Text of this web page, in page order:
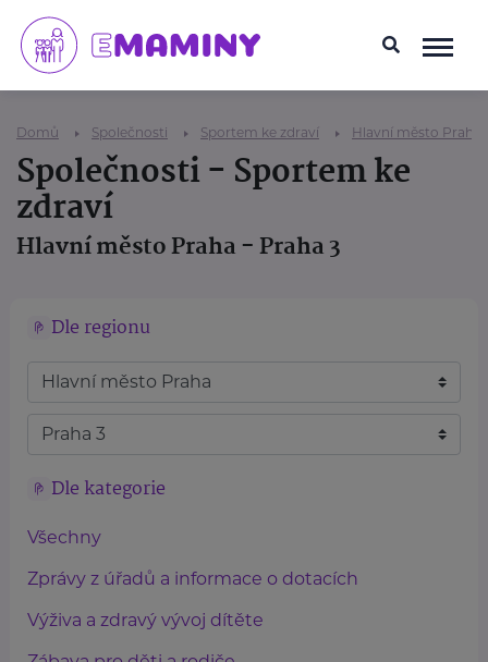
Domů Společnosti Sportem ke zdraví Hlavní město Praha
Společnosti - Sportem ke
zdraví
Hlavní město Praha - Praha 3
Dle regionu
Dle kategorie
Všechny
Zprávy z úřadů a informace o dotacích
Výživa a zdravý vývoj dítěte